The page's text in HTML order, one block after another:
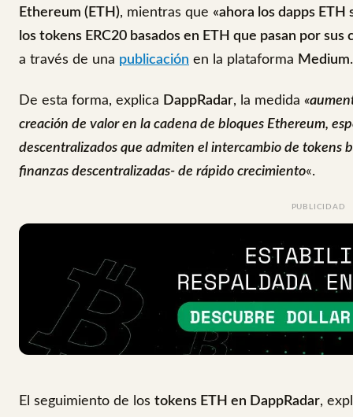
Ethereum (ETH), mientras que «ahora los dapps
los tokens ERC20 basados ​​en ETH que pasan por
a través de una publicación en la plataforma Medium.
De esta forma, explica DappRadar, la medida
creación de valor en la cadena de bloques Ethereum,
descentralizados que admiten el intercambio de tokens
finanzas descentralizadas- de rápido crecimiento«.
PUBLICIDAD
El seguimiento de los tokens ETH en DappRadar,